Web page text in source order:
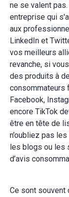
ne se valent
entreprise qui
aux
LinkedIn et
vos meilleurs
revanche, si
des produits à
consommateurs
Facebook,
encore TikTok
être en tête de
n’oubliez pas
les blogs ou les
d’avis
Ce sont souvent